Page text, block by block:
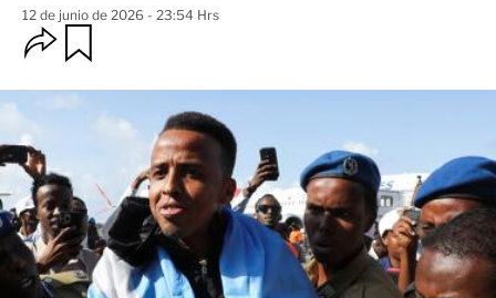
12 de junio de 2026 - 23:54 Hrs
O
p
i
s
d
e
c
o
m
r